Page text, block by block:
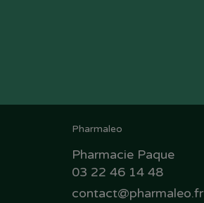
Pharmaleo
Pharmacie Paque
03 22 46 14 48
contact@pharmaleo.fr